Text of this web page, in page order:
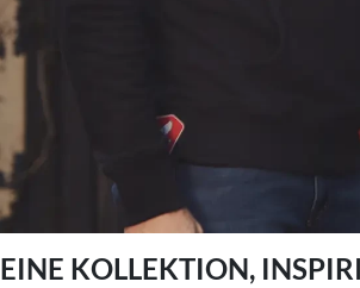
EINE KOLLEKTION,